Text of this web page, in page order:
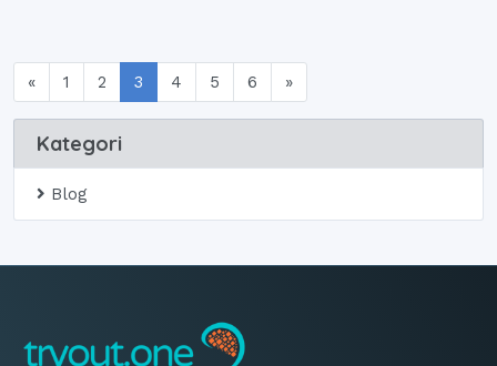
« 1 2 3 (current)
4 5 6 »
Kategori
Blog